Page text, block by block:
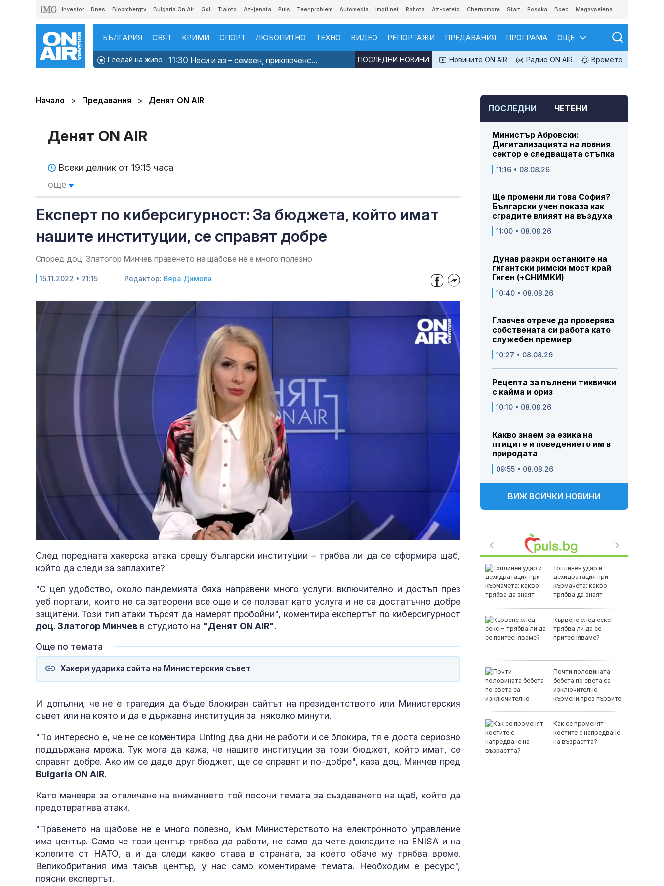
Investor Dnes Bloombergtv Bulgaria On Air Gol Tialoto Az-jenata Puls Teenproblem Automedia Imoti.net Rabota Az-deteto Chernomore Start Posoka Boec Megavselena
БЪЛГАРИЯ СВЯТ КРИМИ СПОРТ ЛЮБОПИТНО ТЕХНО ВИДЕО РЕПОРТАЖИ ПРЕДАВАНИЯ ПРОГРАМА ОЩЕ
Гледай на живо 11:30 Неси и аз – семеен, приключенс... Новините ON AIR Радио ON AIR Времето
ПОСЛЕДНИ НОВИНИ
Начало Предавания Денят ON AIR
Денят ON AIR
Всеки делник от 19:15 часа
още
Експерт по киберсигурност: За бюджета, който имат
нашите институции, се справят добре
Според доц. Златогор Минчев правенето на щабове не е много полезно
15.11.2022 • 21:15 Редактор: Вяра Димова
Unmute
След поредната хакерска атака срещу български институции – трябва ли да се сформира щаб,
който да следи за заплахите?
"С цел удобство, около пандемията бяха направени много услуги, включително и достъп през
уеб портали, които не са затворени все още и се ползват като услуга и не са достатъчно добре
защитени. Този тип атаки търсят да намерят пробойни", коментира експертът по киберсигурност
доц. Златогор Минчев в студиото на "Денят ON AIR".
Още по темата
Хакери удариха сайта на Министерския съвет
И допълни, че не е трагедия да бъде блокиран сайтът на президентството или Министерския
съвет или на която и да е държавна институция за няколко минути.
"По интересно е, че не се коментира Linting два дни не работи и се блокира, тя е доста сериозно
поддържана мрежа. Тук мога да кажа, че нашите институции за този бюджет, който имат, се
справят добре. Ако им се даде друг бюджет, ще се справят и по-добре", каза доц. Минчев пред
Bulgaria ON AIR.
Като маневра за отвличане на вниманието той посочи темата за създаването на щаб, който да
предотвратява атаки.
"Правенето на щабове не е много полезно, към Министерството на електронното управление
има център. Само че този център трябва да работи, не само да чете докладите на ENISA и на
колегите от НАТО, а и да следи какво става в страната, за което обаче му трябва време.
Великобритания има такъв център, у нас само коментираме темата. Необходим е ресурс",
поясни експертът.
ПОСЛЕДНИ ЧЕТЕНИ
Министър Абровски:
Дигитализацията на ловния
сектор е следващата стъпка
11:16 • 08.08.26
Ще промени ли това София?
Български учен показа как
сградите влияят на въздуха
11:00 • 08.08.26
Дунав разкри останките на
гигантски римски мост край
Гиген (+СНИМКИ)
10:40 • 08.08.26
Главчев отрече да проверява
собствената си работа като
служебен премиер
10:27 • 08.08.26
Рецепта за пълнени тиквички
с кайма и ориз
10:10 • 08.08.26
Какво знаем за езика на
птиците и поведението им в
природата
09:55 • 08.08.26
ВИЖ ВСИЧКИ НОВИНИ
решение за спиране
строителството на
балната зала в Белия дом
Адвокат за
подобна жестокост и
садизъм от непълнолетни, случаят е
Бразилия с автобус,
автомобила взе пет
жертви
дете, в покрайнините
на Киев
Топлинен удар и
дехидратация при
кърмачета: какво
трябва да знаят
Кървене след секс –
трябва ли да се
притесняваме?
Почти половината
бебета по света са
изключително
кърмени през първите
Как се променят
костите с напредване
на възрастта?